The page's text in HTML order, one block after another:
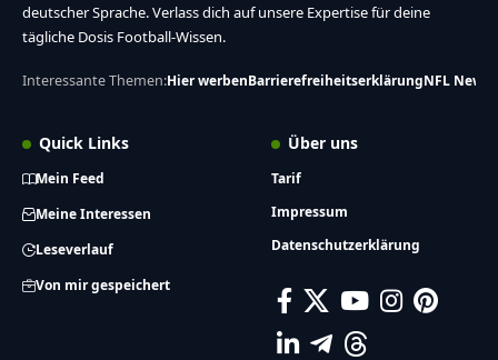
deutscher Sprache. Verlass dich auf unsere Expertise für deine
tägliche Dosis Football-Wissen.
Interessante Themen:Hier werbenBarrierefreiheitserklärungNFL News
Quick Links
Mein Feed
Meine Interessen
Leseverlauf
Von mir gespeichert
Über uns
Tarif
Impressum
Datenschutzerklärung